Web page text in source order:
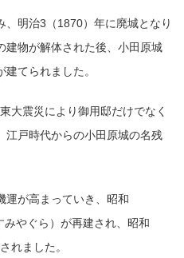
明治3（1870）年に廃城となり
建物が解体された後、小田原城
てられました。
大震災により御用邸だけでなく
江戸時代からの小田原城の名残
運が高まっていき、昭和
やぐら）が再建され、昭和
れました。